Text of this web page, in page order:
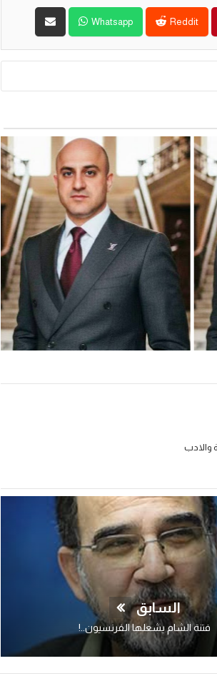
Reddit
Whatsapp
والادب
السابق
فتنة الشام يشعلها الفرنسيون..!